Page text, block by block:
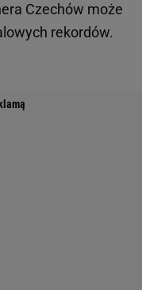
Czechów może
rekordów.